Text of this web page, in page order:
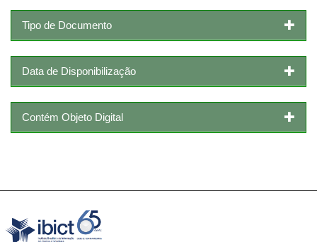
Tipo de Documento
Data de Disponibilização
Contém Objeto Digital